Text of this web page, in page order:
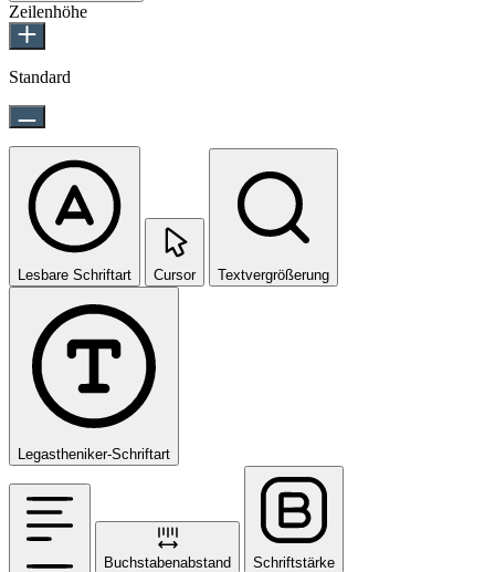
Zeilenhöhe
Standard
Lesbare Schriftart Cursor Textvergrößerung
Legastheniker-Schriftart
Buchstabenabstand Schriftstärke